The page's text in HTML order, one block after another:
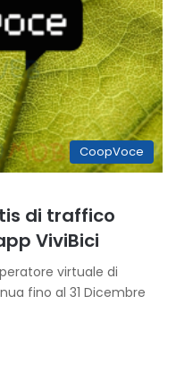
CoopVoce
di traffico
ViviBici
virtuale di
fino al 31 Dicembre